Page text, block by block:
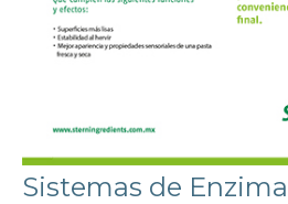
Sistemas de